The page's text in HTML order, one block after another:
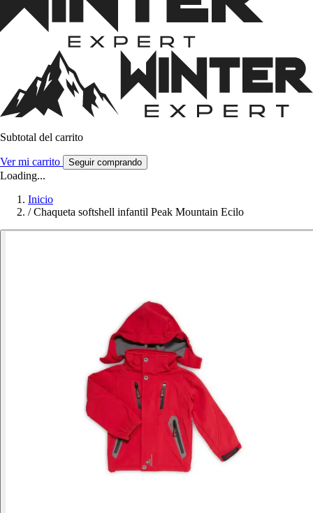
Subtotal del carrito
Ver mi carrito Seguir comprando
Loading...
Inicio
/ Chaqueta softshell infantil Peak Mountain Ecilo